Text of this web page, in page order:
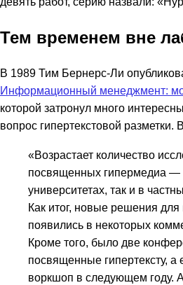
Тем временем вне
В 1989 Тим Бернерс-Ли
Информационный менеджмент:
которой затронул много
вопрос гипертекстовой разметки.
«Возрастает количество
посвященных гипермедиа —
университетах, так и в
Как итог, новые решения для
появились в некоторых
Кроме того, было две
посвященные гипертексту, а
воркшоп в следующем году.